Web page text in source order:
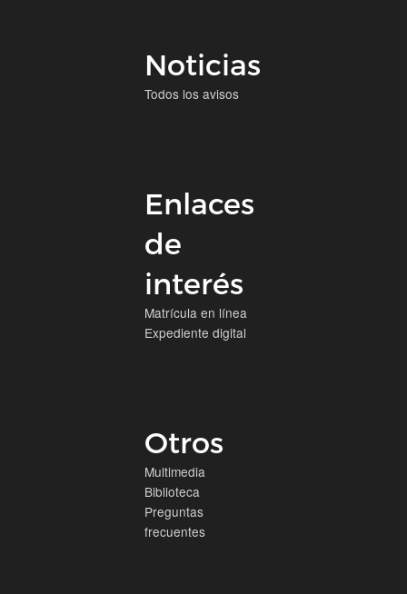
Noticias
Todos los avisos
Enlaces
de
interés
Matrícula en línea
Expediente digital
Otros
Multimedia
Biblioteca
Preguntas
frecuentes